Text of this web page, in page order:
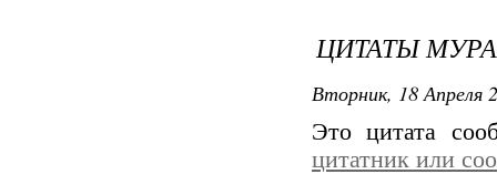
ЦИТАТЫ
Вторник, 18 Апреля
Это цитата
цитатник или